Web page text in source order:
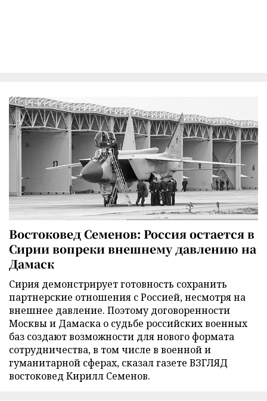
Востоковед Семенов: Россия остается в
Сирии вопреки внешнему давлению на
Дамаск
Сирия демонстрирует готовность сохранить
партнерские отношения с Россией, несмотря на
внешнее давление. Поэтому договоренности
Москвы и Дамаска о судьбе российских военных
баз создают возможности для нового формата
сотрудничества, в том числе в военной и
гуманитарной сферах, сказал газете ВЗГЛЯД
востоковед Кирилл Семенов.